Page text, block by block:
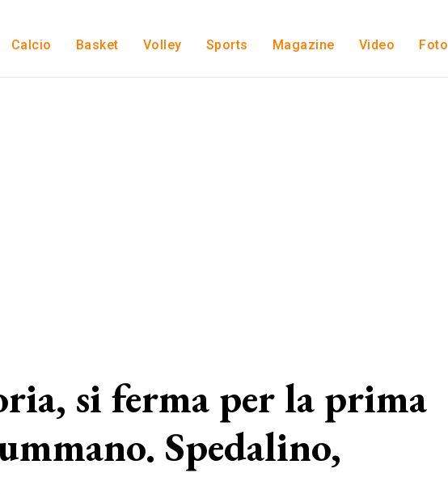
Calcio Basket Volley Sports Magazine Video Foto
si ferma per la prima
Spedalino,